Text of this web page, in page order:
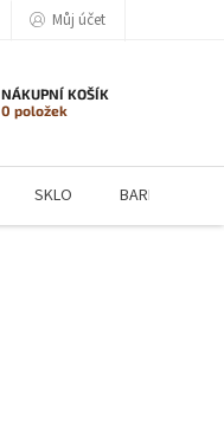
Můj účet
NÁKUPNÍ KOŠÍK
0 položek
SKLO BARMANSKÉ